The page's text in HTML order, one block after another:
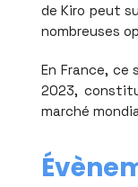
de Kiro peut
nombreuses
En France, ce
2023,
marché